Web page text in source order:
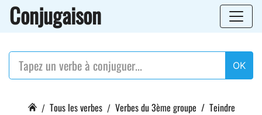
Conjugaison
OK
Tous les verbes Verbes du 3ème groupe Teindre